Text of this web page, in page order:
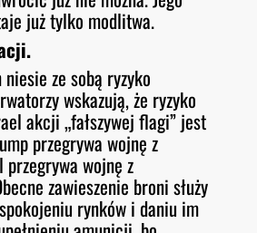
już tylko modlitwa.
ze sobą ryzyko
wskazują, że ryzyko
akcji „fałszywej flagi” jest
przegrywa wojnę z
wojnę z
zawieszenie broni służy
rynków i daniu im